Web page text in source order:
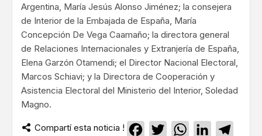
Argentina, María Jesús Alonso Jiménez; la consejera
de Interior de la Embajada de España, María
Concepción De Vega Caamaño; la directora general
de Relaciones Internacionales y Extranjería de España,
Elena Garzón Otamendi; el Director Nacional Electoral,
Marcos Schiavi; y la Directora de Cooperación y
Asistencia Electoral del Ministerio del Interior, Soledad
Magno.
Compartí esta noticia ! Facebook
TwitterWhatsApp
LinkedIn